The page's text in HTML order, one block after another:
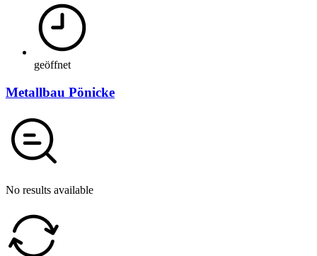
geöffnet
Metallbau Pönicke
No results available